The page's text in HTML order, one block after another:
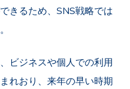
きるため、SNS戦略では
ビジネスや個人での利用
れおり、来年の早い時期